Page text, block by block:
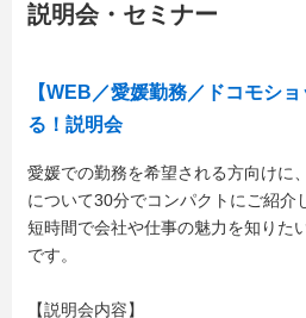
説明会・セミナー
【WEB／愛媛勤務／ドコモシ
る！説明会
愛媛での勤務を希望される方向けに
について30分でコンパクトにご紹介
短時間で会社や仕事の魅力を知りた
です。
【説明会内容】